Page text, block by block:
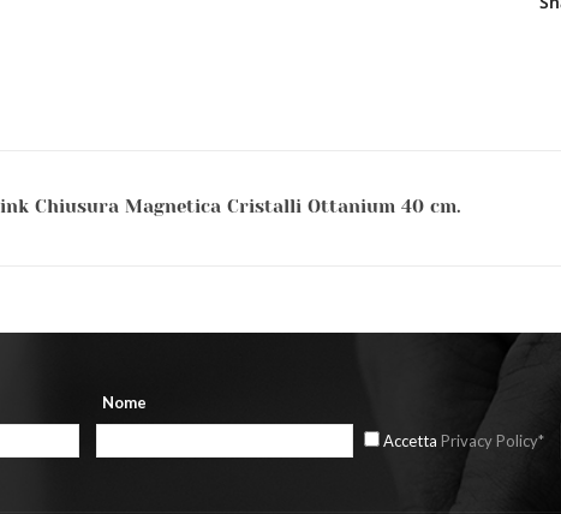
Chiusura Magnetica Cristalli Ottanium 40 cm.
Nome
Accetta Privacy Policy*